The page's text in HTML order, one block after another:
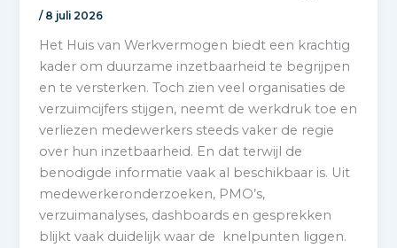
/ 8 juli 2026
Het Huis van Werkvermogen biedt een krachtig
kader om duurzame inzetbaarheid te begrijpen
en te versterken. Toch zien veel organisaties de
verzuimcijfers stijgen, neemt de werkdruk toe en
verliezen medewerkers steeds vaker de regie
over hun inzetbaarheid. En dat terwijl de
benodigde informatie vaak al beschikbaar is. Uit
medewerkeronderzoeken, PMO’s,
verzuimanalyses, dashboards en gesprekken
blijkt vaak duidelijk waar de knelpunten liggen.